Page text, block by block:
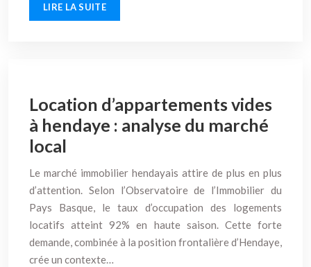
LIRE LA SUITE
Location d’appartements vides
à hendaye : analyse du marché
local
Le marché immobilier hendayais attire de plus en plus
d’attention. Selon l’Observatoire de l’Immobilier du
Pays Basque, le taux d’occupation des logements
locatifs atteint 92% en haute saison. Cette forte
demande, combinée à la position frontalière d’Hendaye,
crée un contexte…